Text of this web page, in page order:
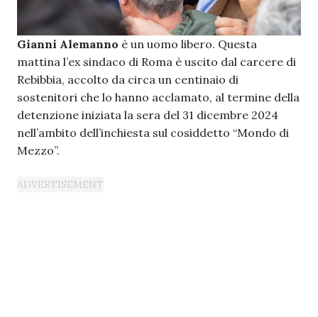
Gianni Alemanno è un uomo libero. Questa
mattina l’ex sindaco di Roma è uscito dal carcere di
Rebibbia, accolto da circa un centinaio di
sostenitori che lo hanno acclamato, al termine della
detenzione iniziata la sera del 31 dicembre 2024
nell’ambito dell’inchiesta sul cosiddetto “Mondo di
Mezzo”.